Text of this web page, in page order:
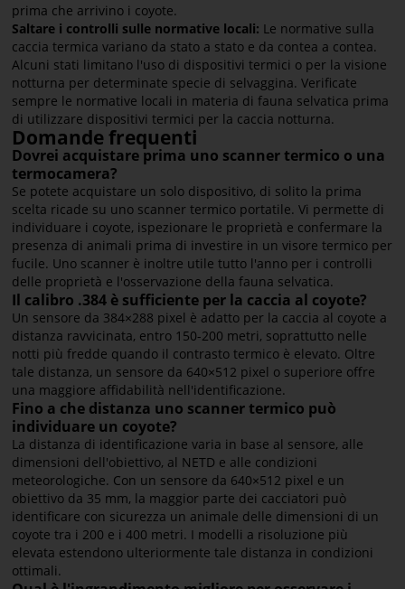
prima che arrivino i coyote.
Saltare i controlli sulle normative locali: Le normative sulla
caccia termica variano da stato a stato e da contea a contea.
Alcuni stati limitano l'uso di dispositivi termici o per la visione
notturna per determinate specie di selvaggina. Verificate
sempre le normative locali in materia di fauna selvatica prima
di utilizzare dispositivi termici per la caccia notturna.
Domande frequenti
Dovrei acquistare prima uno scanner termico o una
termocamera?
Se potete acquistare un solo dispositivo, di solito la prima
scelta ricade su uno scanner termico portatile. Vi permette di
individuare i coyote, ispezionare le proprietà e confermare la
presenza di animali prima di investire in un visore termico per
fucile. Uno scanner è inoltre utile tutto l'anno per i controlli
delle proprietà e l'osservazione della fauna selvatica.
Il calibro .384 è sufficiente per la caccia al coyote?
Un sensore da 384×288 pixel è adatto per la caccia al coyote a
distanza ravvicinata, entro 150-200 metri, soprattutto nelle
notti più fredde quando il contrasto termico è elevato. Oltre
tale distanza, un sensore da 640×512 pixel o superiore offre
una maggiore affidabilità nell'identificazione.
Fino a che distanza uno scanner termico può
individuare un coyote?
La distanza di identificazione varia in base al sensore, alle
dimensioni dell'obiettivo, al NETD e alle condizioni
meteorologiche. Con un sensore da 640×512 pixel e un
obiettivo da 35 mm, la maggior parte dei cacciatori può
identificare con sicurezza un animale delle dimensioni di un
coyote tra i 200 e i 400 metri. I modelli a risoluzione più
elevata estendono ulteriormente tale distanza in condizioni
ottimali.